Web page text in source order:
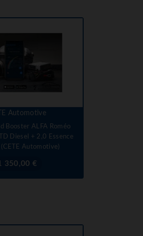
Automotive
Booster ALFA Roméo
Diesel + 2,0 Essence
(CETE Automotive)
350,00 €